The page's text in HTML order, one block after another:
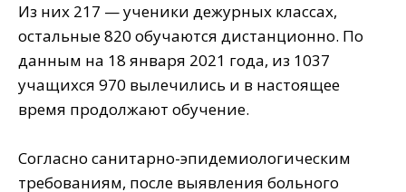
Из них 217 — ученики дежурных классах,
остальные 820 обучаются дистанционно. По
данным на 18 января 2021 года, из 1037
учащихся 970 вылечились и в настоящее
время продолжают обучение.
Согласно санитарно-эпидемиологическим
требованиям, после выявления больного